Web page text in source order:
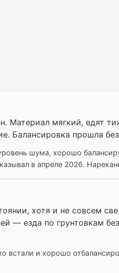
мягкий, едят
Балансировка прошла
шума, хорошо
в апреле 2026.
хотя и не совсем
— езда по грунтовкам
встали и хорошо